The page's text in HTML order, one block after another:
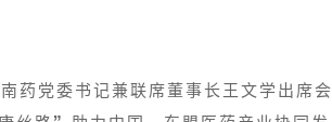
药党委书记兼联席董事长 王文学出席会